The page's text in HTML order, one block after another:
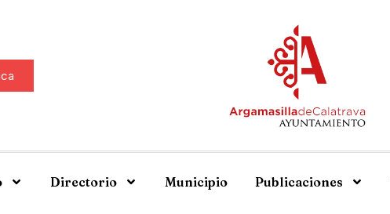
Directorio Municipio Publicaciones